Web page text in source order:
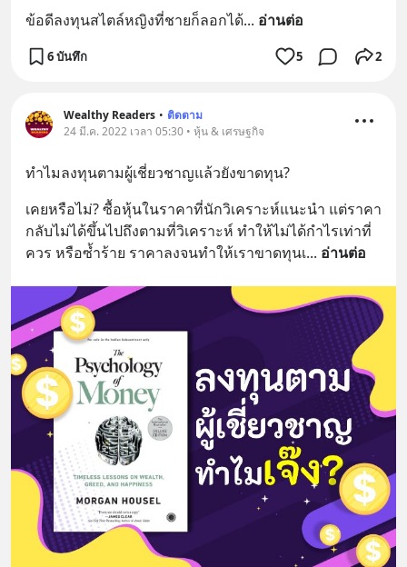
ข้อดีลงทุนสไตล์หญิงที่ชายก็ลอกได้... อ่านต่อ
6 บันทึก 5 2
Wealthy Readers • ติดตาม
24 มี.ค. 2022 เวลา 05:30 • หุ้น & เศรษฐกิจ
ทำไมลงทุนตามผู้เชี่ยวชาญแล้วยังขาดทุน?
เคยหรือไม่? ซื้อหุ้นในราคาที่นักวิเคราะห์แนะนำ แต่ราคา
กลับไม่ได้ขึ้นไปถึงตามที่วิเคราะห์ ทำให้ไม่ได้กำไรเท่าที่
ควร หรือซ้ำร้าย ราคาลงจนทำให้เราขาดทุนเ... อ่านต่อ